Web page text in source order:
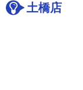
土橋店